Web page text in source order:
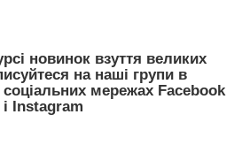
новинок взуття великих
на наші групи в
мережах Facebook
і Instagram